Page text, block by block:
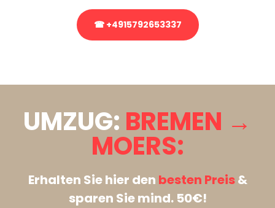
☎ +4915792653337
UMZUG: BREMEN →
MOERS:
Erhalten Sie hier den besten Preis&
sparen Sie mind. 50€!